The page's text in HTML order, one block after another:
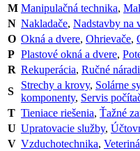
M Manipulačná technika,
N Nakladače, Nadstavby na
O Okná a dvere, Ohrievače,
P Plastové okná a dvere,
R Rekuperácia, Ručné
S
Strechy a krovy, Solárne
komponenty, Servis
T Tieniace riešenia, Ťažné
U Upratovacie služby,
V Vzduchotechnika,